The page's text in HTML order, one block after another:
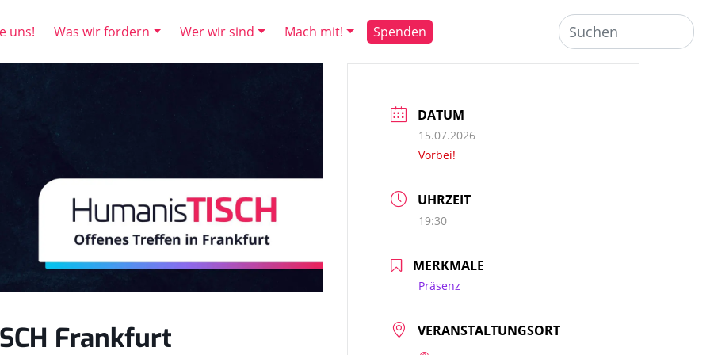
uns! Was wir fordern Wer wir sind Mach mit! Spenden
Frankfurt
DATUM
15.07.2026
Vorbei!
UHRZEIT
19:30
MERKMALE
Präsenz
VERANSTALTUNGSORT